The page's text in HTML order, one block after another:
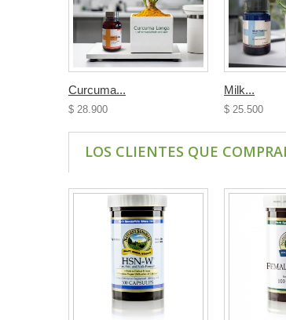
Curcuma...
$ 28.900
Milk...
$ 25.500
LOS CLIENTES QUE